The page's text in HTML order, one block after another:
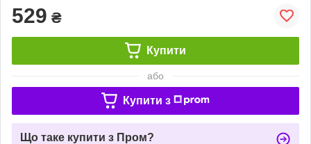
529 ₴
Купити
або
Купити з
Що таке купити з Пром?